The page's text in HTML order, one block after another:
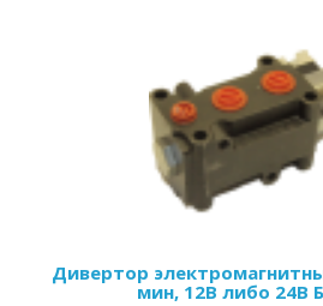
Дивертор
мин, 12В либо 24В